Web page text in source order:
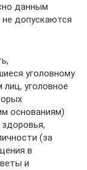
данным
допускаются
уголовному
уголовное
основаниям)
(за
в
и